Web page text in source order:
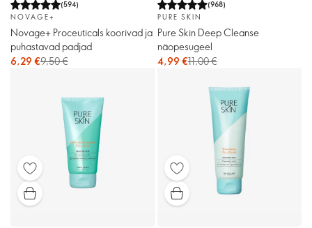
(594)
NOVAGE+
Novage+ Proceuticals koorivad ja
puhastavad padjad
6,29 €9,50 €
(968)
PURE SKIN
Pure Skin Deep Cleanse
näopesugeel
4,99 €11,00 €